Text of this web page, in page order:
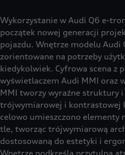
Wykorzystanie w Audi Q6 e-
początek nowej generacji
pojazdu. Wnętrze modelu Audi
zorientowane na potrzeby
kiedykolwiek. Cyfrowa scena z
wyświetlaczem Audi MMI oraz
MMI tworzy wyraźne struktury
trójwymiarowej i kontrastowej
celowo umieszczono elementy
tle, tworząc trójwymiarową
dostosowaną do estetyki i